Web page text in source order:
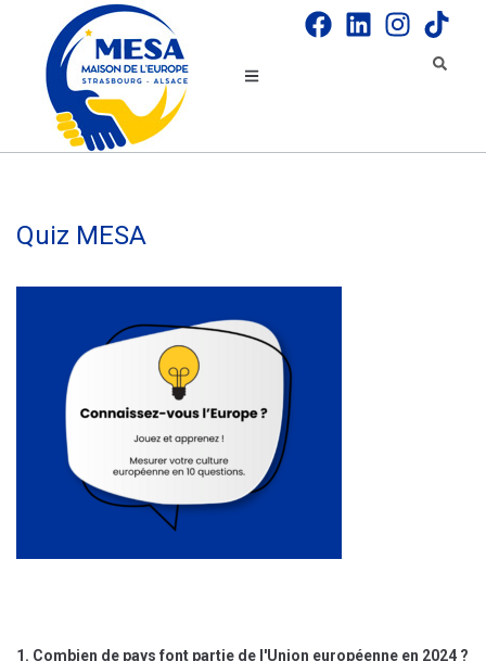
Quiz MESA
1. Combien de pays font partie de l'Union européenne en 2024 ?